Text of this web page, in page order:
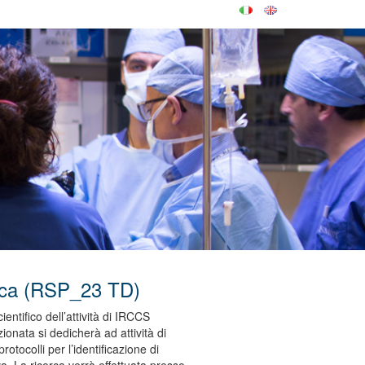
(RSP_23 TD)
dell’attività di IRCCS
si dedicherà ad attività di
per l’identificazione di